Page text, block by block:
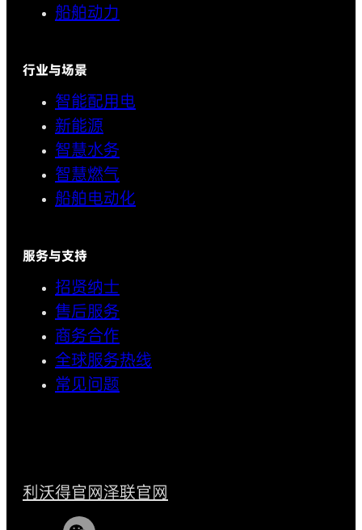
船舶动力
行业与场景
智能配用电
新能源
智慧水务
智慧燃气
船舶电动化
服务与支持
招贤纳士
售后服务
商务合作
全球服务热线
常见问题
利沃得官网泽联官网